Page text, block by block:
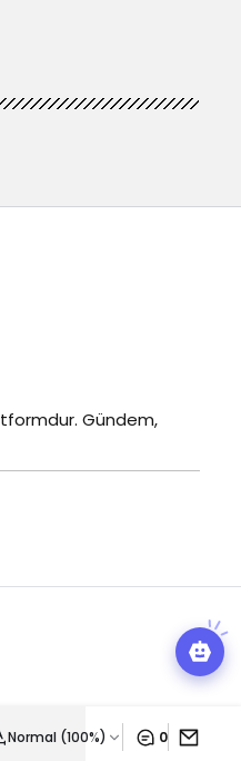
Normal (100%) 0
Gündem,